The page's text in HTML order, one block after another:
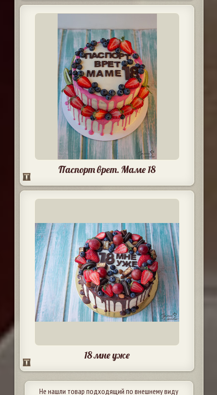
Паспорт врет. Маме 18
18 мне уже
Не нашли товар подходящий по внешнему виду